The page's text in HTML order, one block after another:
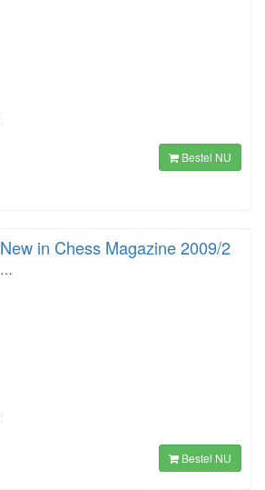
Bestel NU
New in Chess Magazine 2009/2
…
Bestel NU